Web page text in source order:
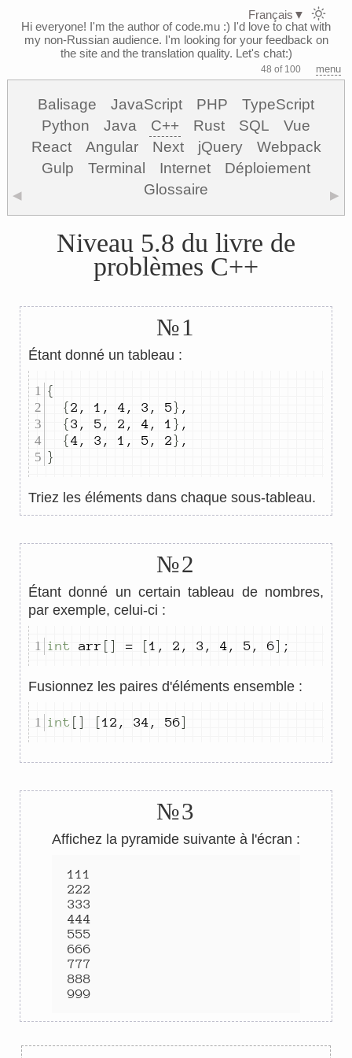
Hi everyone! I'm the author of code.mu :) I'd love to chat with
my non-Russian audience. I'm looking for your feedback on
the site and the translation quality. Let's chat:)
48 of 100 menu
Balisage JavaScript PHP
TypeScript
Python
Java C++ Rust SQL
Vue
React
Angular Next jQuery
Webpack
Gulp
Terminal Internet
Déploiement
Glossaire
◀ ▶
Niveau 5.8 du livre de
problèmes C++
№1
Étant donné un tableau :
{
{2 , 1 , 4 , 3 , 5} ,
{3 , 5 , 2 , 4 , 1 } ,
{4 , 3 , 1 , 5 , 2} ,
}
Triez les éléments dans chaque sous-tableau.
№2
Étant donné un certain tableau de nombres,
par exemple, celui-ci :
int arr [] = [1 , 2 , 3 , 4 , 5 , 6] ;
Fusionnez les paires d'éléments ensemble :
int [] [12 , 34 , 56]
№3
Affichez la pyramide suivante à l'écran :
111
222
333
444
555
666
777
888
999
Français ▼